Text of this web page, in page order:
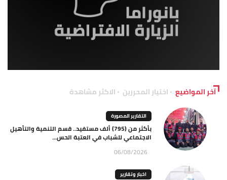
آخر المواضيع اختيار المحررين الاكثر مشاهدة
التقارير المصورة
بأكثر من (795) ألف مستفيد.. قسم التنمية والتأهيل
الاجتماعي للشباب في العتبة الحس...
06/08/2026
اخبار وتقارير